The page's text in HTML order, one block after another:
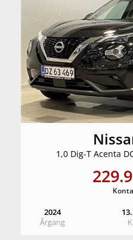
1,0 Dig-T Acenta
2024
Årgang